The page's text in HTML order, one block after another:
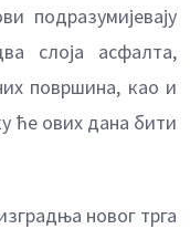
подразумијевају
слоја асфалта,
површина, као и
ће ових дана бити
новог трга